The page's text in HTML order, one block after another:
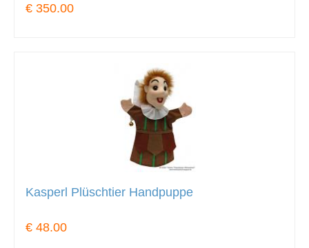
€ 350.00
Kasperl Plüschtier Handpuppe
€ 48.00